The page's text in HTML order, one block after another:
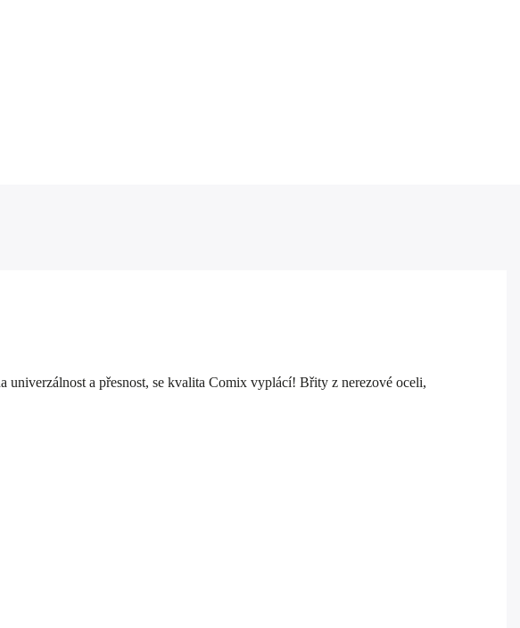
a přesnost, se kvalita Comix vyplácí! Břity z nerezové oceli,